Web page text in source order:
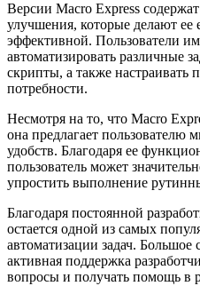
Версии Macro Express
улучшения, которые делают ее
эффективной. Пользователи
автоматизировать различные
скрипты, а также настраивать
потребности.
Несмотря на то, что Macro
она предлагает пользователю
удобств. Благодаря ее
пользователь может
упростить выполнение
Благодаря постоянной
остается одной из самых
автоматизации задач. Большое
активная поддержка
вопросы и получать помощь в